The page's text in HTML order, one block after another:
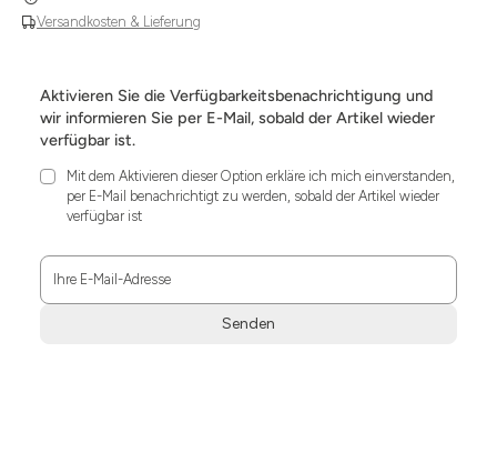
Versandkosten & Lieferung
Aktivieren Sie die Verfügbarkeitsbenachrichtigung und
wir informieren Sie per E-Mail, sobald der Artikel wieder
verfügbar ist.
Mit dem Aktivieren dieser Option erkläre ich mich einverstanden,
per E-Mail benachrichtigt zu werden, sobald der Artikel wieder
verfügbar ist
Ihre E-Mail-Adresse
Senden